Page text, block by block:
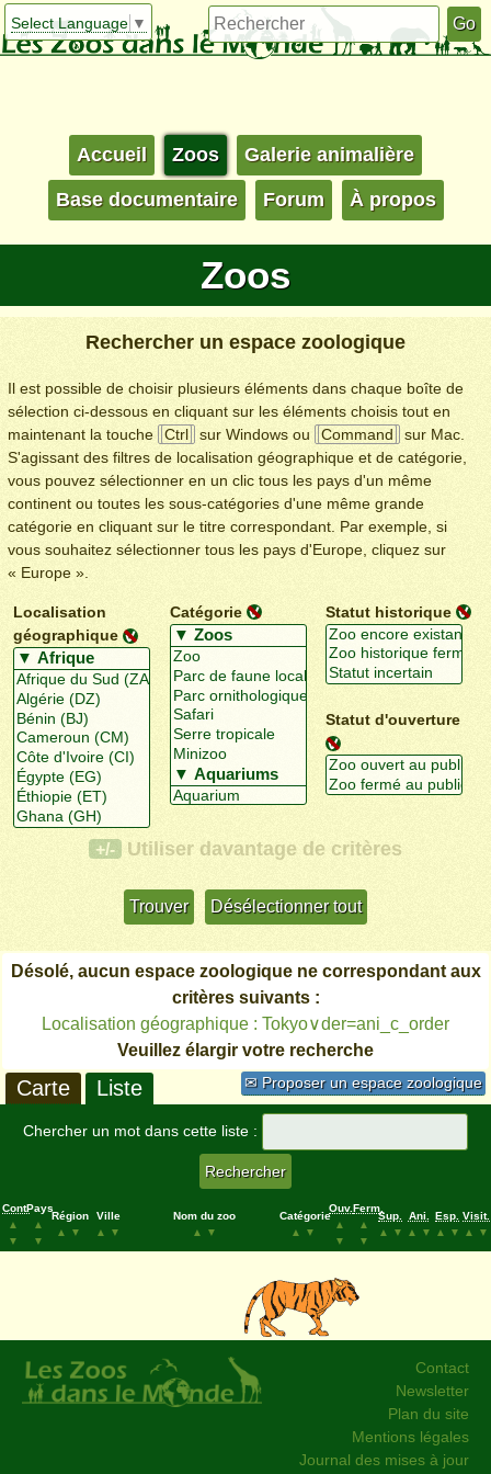
Select Language ▼
Accueil Zoos Galerie animalière
Base documentaire Forum À propos
Zoos
Rechercher un espace zoologique
Il est possible de choisir plusieurs éléments dans chaque boîte de
sélection ci-dessous en cliquant sur les éléments choisis tout en
maintenant la touche
Ctrl sur Windows ou Command
sur Mac.
S'agissant des filtres de localisation géographique et de catégorie,
vous pouvez sélectionner en un clic tous les pays d'un même
continent ou toutes les sous-catégories d'une même grande
catégorie en cliquant sur le titre correspondant. Par exemple, si
vous souhaitez sélectionner tous les pays d'Europe, cliquez sur
« Europe ».
Localisation
géographique
Catégorie Statut historique
Statut d'ouverture
+/- Utiliser davantage de critères
Désolé, aucun espace zoologique ne correspondant aux
critères suivants :
Localisation géographique : Tokyo∨der=ani_c_order
Veuillez élargir votre recherche
✉ Proposer un espace zoologique
Carte Liste
Chercher un mot dans cette liste :
Cont.
▲
▼
Pays
▲
▼
Région
▲
▼
Ville
▲
▼
Nom du zoo
▲
▼
Catégorie
▲
▼
Ouv.
▲
▼
Ferm.
▲
▼
Sup.
▲
▼
Ani.
▲
▼
Esp.
▲
▼
Visit.
▲
▼
Contact
Newsletter
Plan du site
Mentions légales
Journal des mises à jour